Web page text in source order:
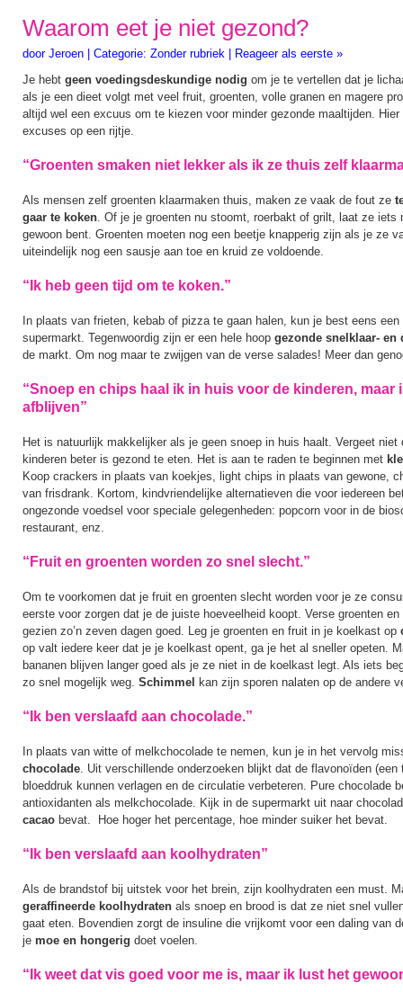
Waarom eet je niet gezond?
door Jeroen Categorie: Zonder rubriek
Reageer als eerste »
Je hebt geen voedingsdeskundige nodig om je te vertellen dat je
als je een dieet volgt met veel fruit, groenten, volle granen en magere
altijd wel een excuus om te kiezen voor minder gezonde maaltijden.
excuses op een rijtje.
“Groenten smaken niet lekker als ik ze thuis zelf
Als mensen zelf groenten klaarmaken thuis, maken ze vaak de fout ze
gaar te koken. Of je je groenten nu stoomt, roerbakt of grilt, laat ze iets
gewoon bent. Groenten moeten nog een beetje knapperig zijn als je ze
uiteindelijk nog een sausje aan toe en kruid ze voldoende.
“Ik heb geen tijd om te koken.”
In plaats van frieten, kebab of pizza te gaan halen, kun je best eens
supermarkt. Tegenwoordig zijn er een hele hoop gezonde snelklaar-
de markt. Om nog maar te zwijgen van de verse salades! Meer dan
“Snoep en chips haal ik in huis voor de kinderen, maar
afblijven”
Het is natuurlijk makkelijker als je geen snoep in huis haalt. Vergeet niet
kinderen beter is gezond te eten. Het is aan te raden te beginnen met
Koop crackers in plaats van koekjes, light chips in plaats van gewone,
van frisdrank. Kortom, kindvriendelijke alternatieven die voor iedereen
ongezonde voedsel voor speciale gelegenheden: popcorn voor in de
restaurant, enz.
“Fruit en groenten worden zo snel slecht.”
Om te voorkomen dat je fruit en groenten slecht worden voor je ze
eerste voor zorgen dat je de juiste hoeveelheid koopt. Verse groenten
gezien zo’n zeven dagen goed. Leg je groenten en fruit in je koelkast op
op valt iedere keer dat je je koelkast opent, ga je het al sneller opeten.
bananen blijven langer goed als je ze niet in de koelkast legt. Als iets
zo snel mogelijk weg. Schimmel kan zijn sporen nalaten op de andere
“Ik ben verslaafd aan chocolade.”
In plaats van witte of melkchocolade te nemen, kun je in het vervolg
chocolade. Uit verschillende onderzoeken blijkt dat de flavonoïden (een
bloeddruk kunnen verlagen en de circulatie verbeteren. Pure chocolade
antioxidanten als melkchocolade. Kijk in de supermarkt uit naar
cacao bevat. Hoe hoger het percentage, hoe minder suiker het bevat.
“Ik ben verslaafd aan koolhydraten”
Als de brandstof bij uitstek voor het brein, zijn koolhydraten een must.
geraffineerde koolhydraten als snoep en brood is dat ze niet snel
gaat eten. Bovendien zorgt de insuline die vrijkomt voor een daling van
je moe en hongerig doet voelen.
“Ik weet dat vis goed voor me is, maar ik lust het